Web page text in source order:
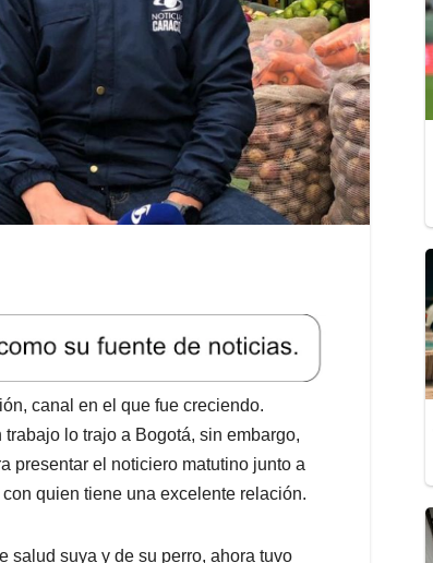
canal en el que fue creciendo.
lo trajo a Bogotá, sin embargo,
presentar el noticiero matutino junto a
quien tiene una excelente relación.
salud suya y de su perro, ahora tuvo